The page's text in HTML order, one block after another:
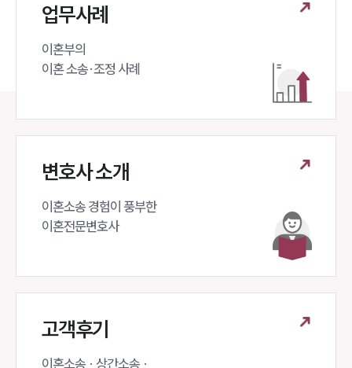
업무사례
이혼부의
이혼 소송·조정 사례
변호사 소개
이혼소송 경험이 풍부한
이혼전문변호사
고객후기
이혼소송 · 상간소송 ·